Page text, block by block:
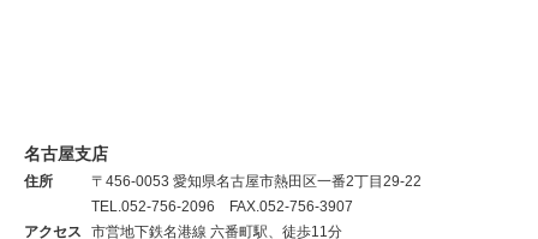
名古屋支店
住所
〒456-0053 愛知県名古屋市熱田区一番2丁目29-22
TEL.052-756-2096 FAX.052-756-3907
アクセス
市営地下鉄名港線 六番町駅、徒歩11分